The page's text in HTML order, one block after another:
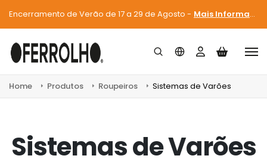
Encerramento de Verão de 17 a 29 de Agosto - Mais Informações
Home Produtos Roupeiros Sistemas de Varões
Sistemas de Varões